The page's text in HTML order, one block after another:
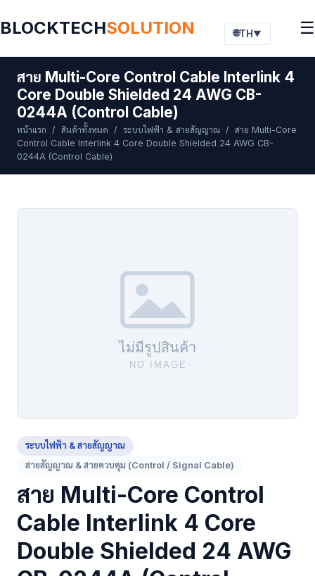
BLOCKTECHSOLUTION 🌐TH ▼ ☰
สาย Multi-Core Control Cable Interlink 4
Core Double Shielded 24 AWG CB-
0244A (Control Cable)
หน้าแรก / สินค้าทั้งหมด / ระบบไฟฟ้า & สายสัญญาณ / สาย Multi-Core
Control Cable Interlink 4 Core Double Shielded 24 AWG CB-
0244A (Control Cable)
ระบบไฟฟ้า & สายสัญญาณ
สายสัญญาณ & สายควบคุม (Control / Signal Cable)
สาย Multi-Core Control
Cable Interlink 4 Core
Double Shielded 24 AWG